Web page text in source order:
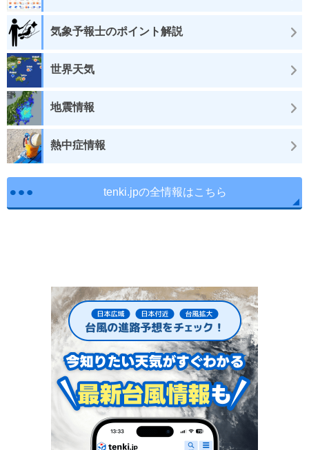
気象予報士のポイント解説
世界天気
地震情報
熱中症情報
tenki.jpの全情報はこちら